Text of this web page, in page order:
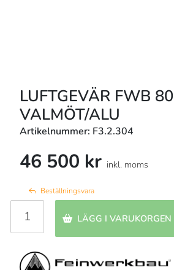
LUFTGEVÄR FWB
VALMÖT/ALU
Artikelnummer: F3.2.304
46 500 kr inkl. moms
Beställningsvara
LÄGG I VARUKORGEN